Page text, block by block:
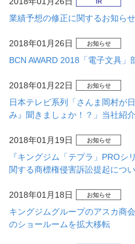
業績予想の修正に関するお知ら
2018年01月26日 お知らせ
BCN AWARD 2018「電子文具」
2018年01月22日 お知らせ
日本テレビ系列「さんま岡村が
み』聞きましょか！？」当社紹
2018年01月19日 お知らせ
『キングジム「テプラ」PROシ
関する商標権侵害訴訟提起につ
2018年01月18日 お知らせ
キングジムグループのアスカ商
のショールームを拡大移転